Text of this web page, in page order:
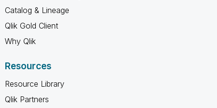
Catalog & Lineage
Qlik Gold Client
Why Qlik
Resources
Resource Library
Qlik Partners